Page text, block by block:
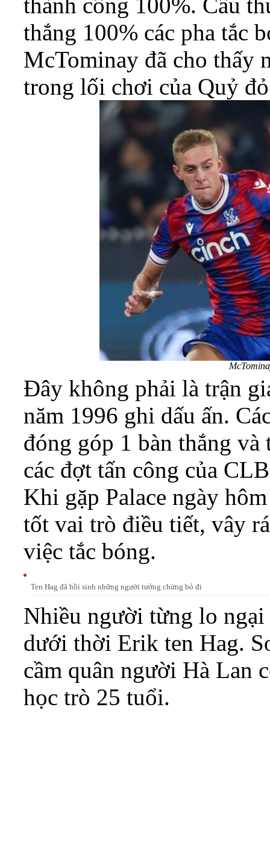
thắng 100% các pha tắc
McTominay đã cho thấy
trong lối chơi của Quỷ
Đây không phải là trận
năm 1996 ghi dấu ấn.
đóng góp 1 bàn thắng
các đợt tấn công của
Khi gặp Palace ngày
tốt vai trò điều tiết, vây
việc tắc bóng.
Ten Hag đã hồi sinh những người tưởng chừng bỏ đi
Nhiều người từng lo
dưới thời Erik ten Hag.
cầm quân người Hà Lan
học trò 25 tuổi.